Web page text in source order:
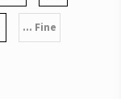
... Fine